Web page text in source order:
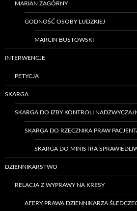
MARIAN ZAGÓRNY
GODNOŚĆ OSOBY LUDZKIEJ
MARCIN BUSTOWSKI
INTERWENCJE
PETYCJA
SKARGA
SKARGA DO IZBY KONTROLI
SKARGA DO RZECZNIKA PRAW
SKARGA DO MINISTRA
DZIENNIKARSTWO
RELACJA Z WYPRAWY NA KRESY
AFERY PRAWA DZIENNIKARZA